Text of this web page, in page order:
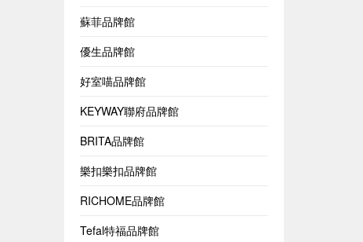
蘇菲品牌館
優生品牌館
好室喵品牌館
KEYWAY聯府品牌館
BRITA品牌館
樂扣樂扣品牌館
RICHOME品牌館
Tefal特福品牌館